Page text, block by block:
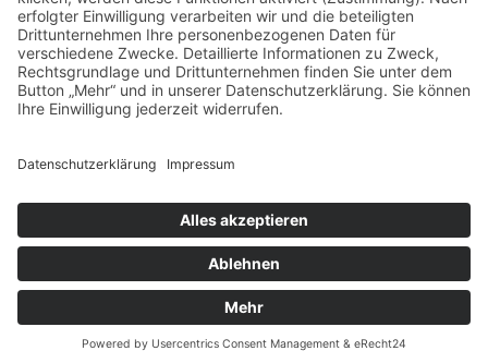
Datenschutzerklärung
Impressum
Anschrift
BSI Vertriebs GmbH
Telefax: 004961521873727
E-Mail: info@bsivertrieb.de